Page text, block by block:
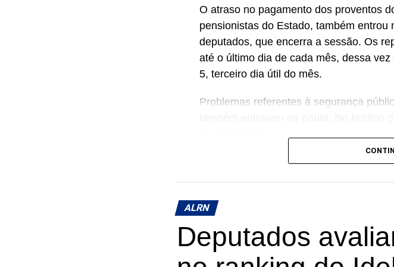
O atraso no pagamento dos proventos
pensionistas do Estado, também
deputados, que encerra a sessão. Os
até o último dia de cada mês, dessa
5, terceiro dia útil do mês.
Problemas referentes à segurança
ALRN
Deputados